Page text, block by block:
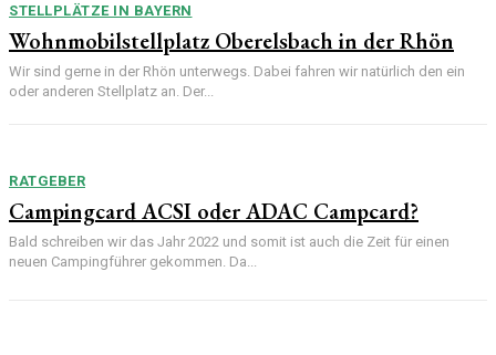
STELLPLÄTZE IN BAYERN
Wohnmobilstellplatz Oberelsbach in der Rhön
Wir sind gerne in der Rhön unterwegs. Dabei fahren wir natürlich den ein
oder anderen Stellplatz an. Der...
RATGEBER
Campingcard ACSI oder ADAC Campcard?
Bald schreiben wir das Jahr 2022 und somit ist auch die Zeit für einen
neuen Campingführer gekommen. Da...